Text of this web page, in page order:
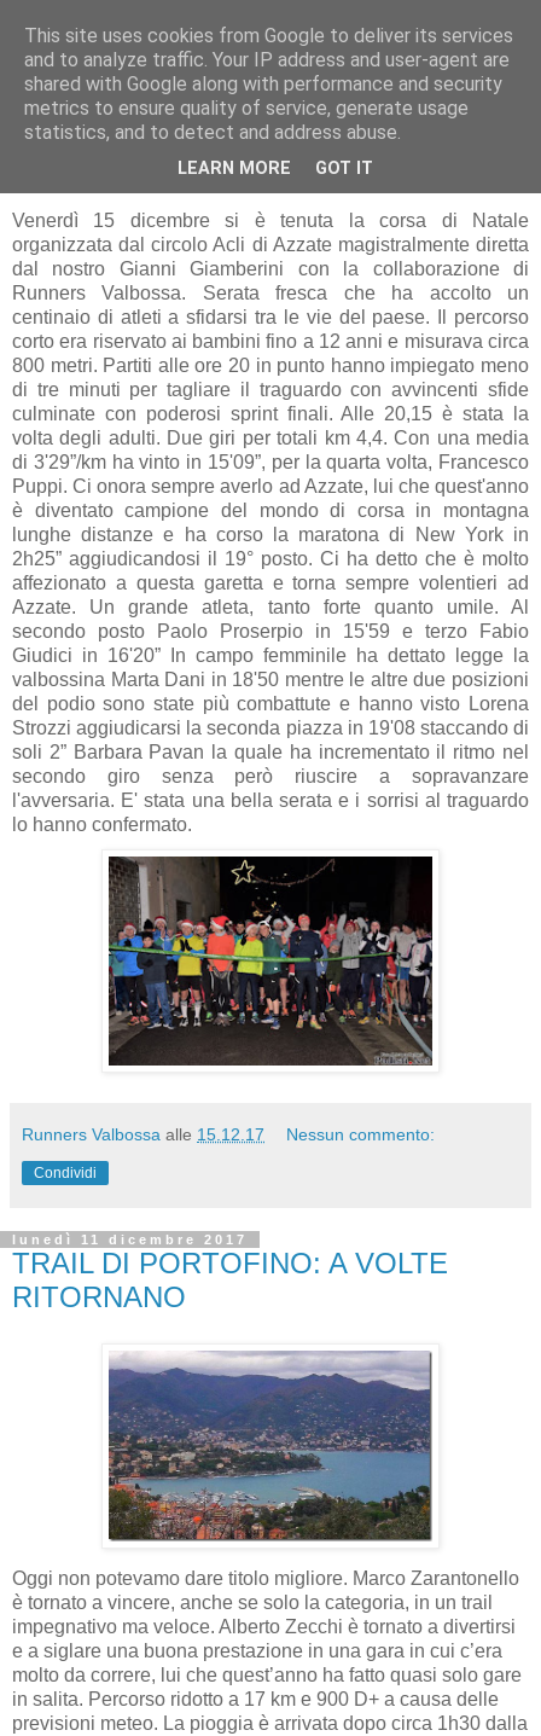
RUNNERS VALBOSSA
venerdì 15 dicembre 2017
5^ Corsa di Natale ad Azzate
Venerdì 15 dicembre si è tenuta la corsa di Natale
organizzata dal circolo Acli di Azzate magistralmente diretta
dal nostro Gianni Giamberini con la collaborazione di
Runners Valbossa. Serata fresca che ha accolto un
centinaio di atleti a sfidarsi tra le vie del paese. Il percorso
corto era riservato ai bambini fino a 12 anni e misurava circa
800 metri. Partiti alle ore 20 in punto hanno impiegato meno
di tre minuti per tagliare il traguardo con avvincenti sfide
culminate con poderosi sprint finali. Alle 20,15 è stata la
volta degli adulti. Due giri per totali km 4,4. Con una media
di 3'29”/km ha vinto in 15'09”, per la quarta volta, Francesco
Puppi. Ci onora sempre averlo ad Azzate, lui che quest'anno
è diventato campione del mondo di corsa in montagna
lunghe distanze e ha corso la maratona di New York in
2h25” aggiudicandosi il 19° posto. Ci ha detto che è molto
affezionato a questa garetta e torna sempre volentieri ad
Azzate. Un grande atleta, tanto forte quanto umile. Al
secondo posto Paolo Proserpio in 15'59 e terzo Fabio
Giudici in 16'20” In campo femminile ha dettato legge la
valbossina Marta Dani in 18'50 mentre le altre due posizioni
del podio sono state più combattute e hanno visto Lorena
Strozzi aggiudicarsi la seconda piazza in 19'08 staccando di
soli 2” Barbara Pavan la quale ha incrementato il ritmo nel
secondo giro senza però riuscire a sopravanzare
l'avversaria. E' stata una bella serata e i sorrisi al traguardo
lo hanno confermato.
Runners Valbossa alle 15.12.17 Nessun commento:
Condividi
lunedì 11 dicembre 2017
TRAIL DI PORTOFINO: A VOLTE
RITORNANO
Oggi non potevamo dare titolo migliore. Marco Zarantonello
è tornato a vincere, anche se solo la categoria, in un trail
impegnativo ma veloce. Alberto Zecchi è tornato a divertirsi
e a siglare una buona prestazione in una gara in cui c’era
molto da correre, lui che quest’anno ha fatto quasi solo gare
in salita. Percorso ridotto a 17 km e 900 D+ a causa delle
previsioni meteo. La pioggia è arrivata dopo circa 1h30 dalla
This site uses cookies from Google to deliver its services
and to analyze traffic. Your IP address and user-agent are
shared with Google along with performance and security
metrics to ensure quality of service, generate usage
statistics, and to detect and address abuse.
LEARN MORE GOT IT